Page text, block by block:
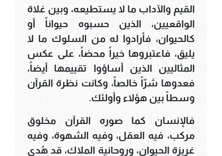
القيم والآداب ما لا يستطيعه، وبين غلاة
الواقعيين، الذين حسبوه حيواناً أو
كالحيوان، فأرادوا له من السلوك ما لا
يليق، فاعتبروها خيراً محضاً، على عكس
المثاليين الذين أساؤوا تقييمها أيضاً،
فعدوها شرّاً خالصاً، وكانت نظرة القرآن
وسطاً بين هؤلاء وأولئك.
فالإنسان كما صوره القرآن مخلوق
مركب، فيه العقل، وفيه الشهوة، وفيه
غريزة الحيوان، وروحانية الملاك، قد هُدي